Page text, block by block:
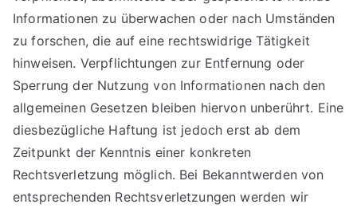
Informationen zu überwachen oder nach Umständen
zu forschen, die auf eine rechtswidrige Tätigkeit
hinweisen. Verpflichtungen zur Entfernung oder
Sperrung der Nutzung von Informationen nach den
allgemeinen Gesetzen bleiben hiervon unberührt. Eine
diesbezügliche Haftung ist jedoch erst ab dem
Zeitpunkt der Kenntnis einer konkreten
Rechtsverletzung möglich. Bei Bekanntwerden von
entsprechenden Rechtsverletzungen werden wir